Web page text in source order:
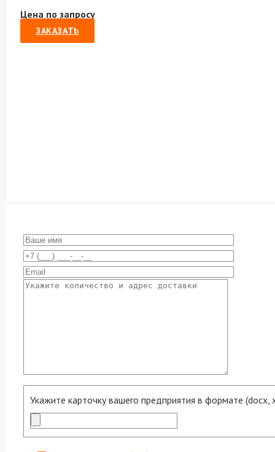
Цена по запросу
ЗАКАЗАТЬ
Укажите карточку вашего предприятия в формате (docx,